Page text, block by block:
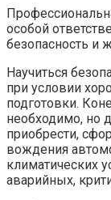
особой
безопасность и
Научиться
при условии
подготовки.
необходимо, но
приобрести,
вождения
климатических
аварийных,